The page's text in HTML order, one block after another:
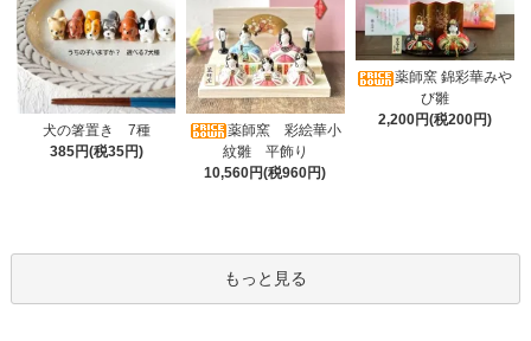
犬の箸置き 7種
385円(税35円)
薬師窯 彩絵華小
紋雛 平飾り
10,560円(税960円)
薬師窯 錦彩華みや
び雛
2,200円(税200円)
もっと見る